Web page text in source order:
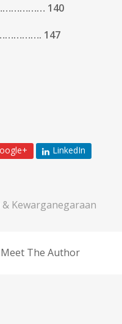
140
147
LinkedIn
Kewarganegaraan
Meet The Author